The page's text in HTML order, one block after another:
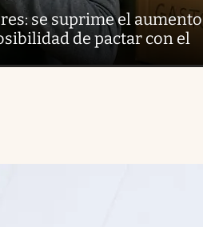
se suprime el aumento
de pactar con el